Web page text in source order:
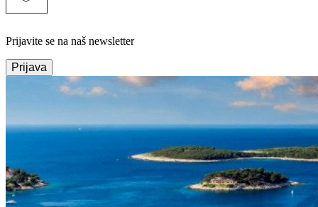
Prijavite se na naš newsletter
Prijava